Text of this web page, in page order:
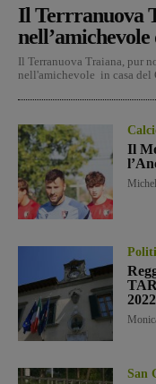
Il Terrranuova
Il Terranuova Traiana, pur
nell'amichevole in casa del
Il
San